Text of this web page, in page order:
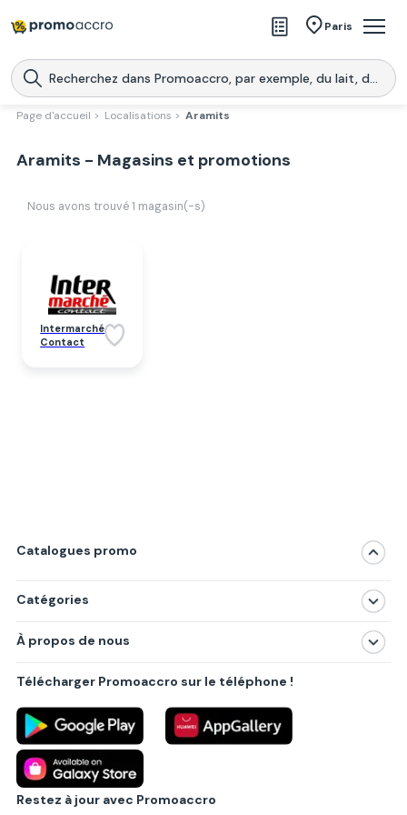
Paris
Magasins
Produits
Promoaccro
Page d'accueil > Localisations > Aramits
Aramits - Magasins et promotions
Nous avons trouvé 1 magasin(-s)
Intermarché
Contact
Catalogues promo
Catégories
Produits
Villes principales
À propos de nous
Politique de confidentialité
Règlements
Partenariat B2B
Blog
Contact
Télécharger Promoaccro sur le téléphone !
Restez à jour avec Promoaccro